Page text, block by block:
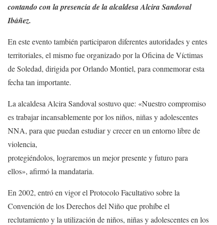
contando con la presencia de la alcaldesa Alcira Sandoval
Ibáñez.
En este evento también participaron diferentes autoridades y entes
territoriales, el mismo fue organizado por la Oficina de Víctimas
de Soledad, dirigida por Orlando Montiel, para conmemorar esta
fecha tan importante.
La alcaldesa Alcira Sandoval sostuvo que: «Nuestro compromiso
es trabajar incansablemente por los niños, niñas y adolescentes
NNA, para que puedan estudiar y crecer en un entorno libre de
violencia,
protegiéndolos, lograremos un mejor presente y futuro para
ellos», afirmó la mandataria.
En 2002, entró en vigor el Protocolo Facultativo sobre la
Convención de los Derechos del Niño que prohíbe el
reclutamiento y la utilización de niños, niñas y adolescentes en los